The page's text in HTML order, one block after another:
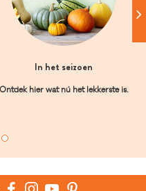
In het seizoen
Ontdek hier wat nú het lekkerste is.